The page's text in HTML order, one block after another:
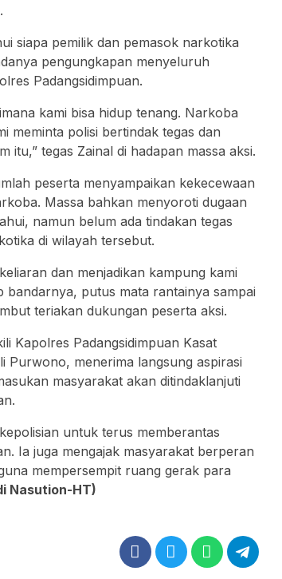
siapa pemilik dan pemasok narkotika
pengungkapan menyeluruh
Padangsidimpuan.
kami bisa hidup tenang. Narkoba
meminta polisi bertindak tegas dan
itu,” tegas Zainal di hadapan massa aksi.
peserta menyampaikan kekecewaan
Massa bahkan menyoroti dugaan
namun belum ada tindakan tegas
di wilayah tersebut.
dan menjadikan kampung kami
putus mata rantainya sampai
teriakan dukungan peserta aksi.
Kapolres Padangsidimpuan Kasat
Purwono, menerima langsung aspirasi
masyarakat akan ditindaklanjuti
untuk terus memberantas
Ia juga mengajak masyarakat berperan
mempersempit ruang gerak para
Nasution-HT)